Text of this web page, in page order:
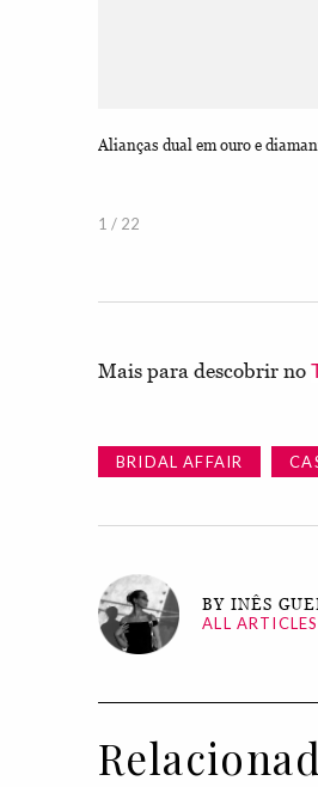
Alianças dual em ouro e
1 / 22
Mais para descobrir no
BRIDAL AFFAIR
BY INÊS
ALL ARTICLES